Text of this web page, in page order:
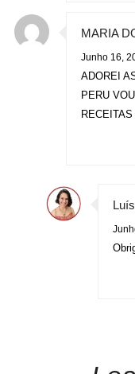
MARIA
Junho 16,
ADOREI
PERU